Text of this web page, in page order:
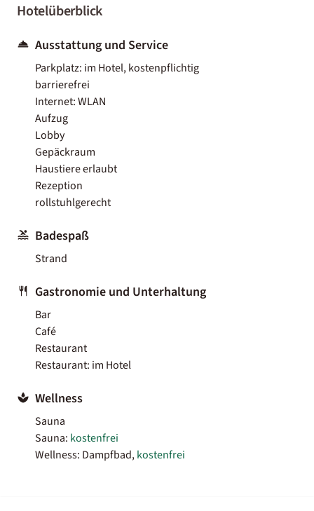
Hotelüberblick
Ausstattung und Service
Parkplatz: im Hotel, kostenpflichtig
barrierefrei
Internet: WLAN
Aufzug
Lobby
Gepäckraum
Haustiere erlaubt
Rezeption
rollstuhlgerecht
Badespaß
Strand
Gastronomie und Unterhaltung
Bar
Café
Restaurant
Restaurant: im Hotel
Wellness
Sauna
Sauna: kostenfrei
Wellness: Dampfbad,kostenfrei